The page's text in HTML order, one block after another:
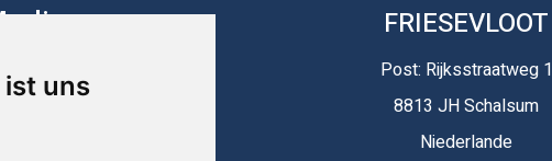
uns
FRIESEVLOOT
Post: Rijksstraatweg 1
8813 JH Schalsum
Niederlande